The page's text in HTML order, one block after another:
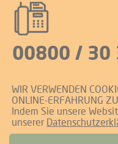
00800 / 30
Rufen Sie uns aus
WIR VERWENDEN
ONLINE-ERFAHRUNG
Indem Sie unsere
unserer